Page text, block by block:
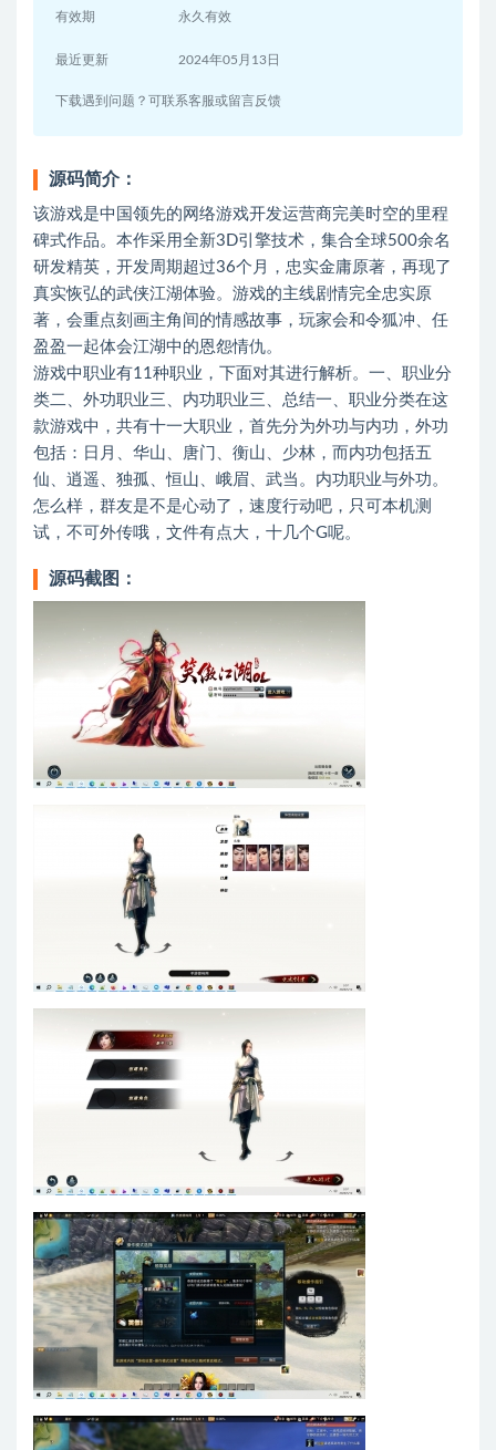
有效期 永久有效
最近更新 2024年05月13日
下载遇到问题？可联系客服或留言反馈
源码简介：
该游戏是中国领先的网络游戏开发运营商完美时空的里程
碑式作品。本作采用全新3D引擎技术，集合全球500余名
研发精英，开发周期超过36个月，忠实金庸原著，再现了
真实恢弘的武侠江湖体验。游戏的主线剧情完全忠实原
著，会重点刻画主角间的情感故事，玩家会和令狐冲、任
盈盈一起体会江湖中的恩怨情仇。
游戏中职业有11种职业，下面对其进行解析。一、职业分
类二、外功职业三、内功职业三、总结一、职业分类在这
款游戏中，共有十一大职业，首先分为外功与内功，外功
包括：日月、华山、唐门、衡山、少林，而内功包括五
仙、逍遥、独孤、恒山、峨眉、武当。内功职业与外功。
怎么样，群友是不是心动了，速度行动吧，只可本机测
试，不可外传哦，文件有点大，十几个G呢。
源码截图：